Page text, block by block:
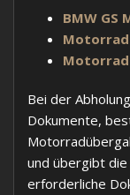
BMW
Bei der
Dokumente,
und übergibt
erforderliche